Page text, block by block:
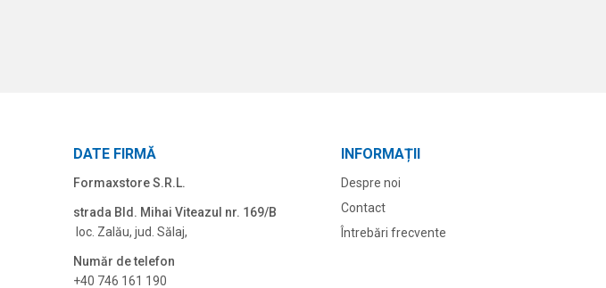
DATE FIRMĂ
Formaxstore S.R.L.
strada Bld. Mihai Viteazul nr. 169/B
loc. Zalău, jud. Sălaj,
Număr de telefon
+40 746 161 190
INFORMAȚII
Despre noi
Contact
Întrebări frecvente